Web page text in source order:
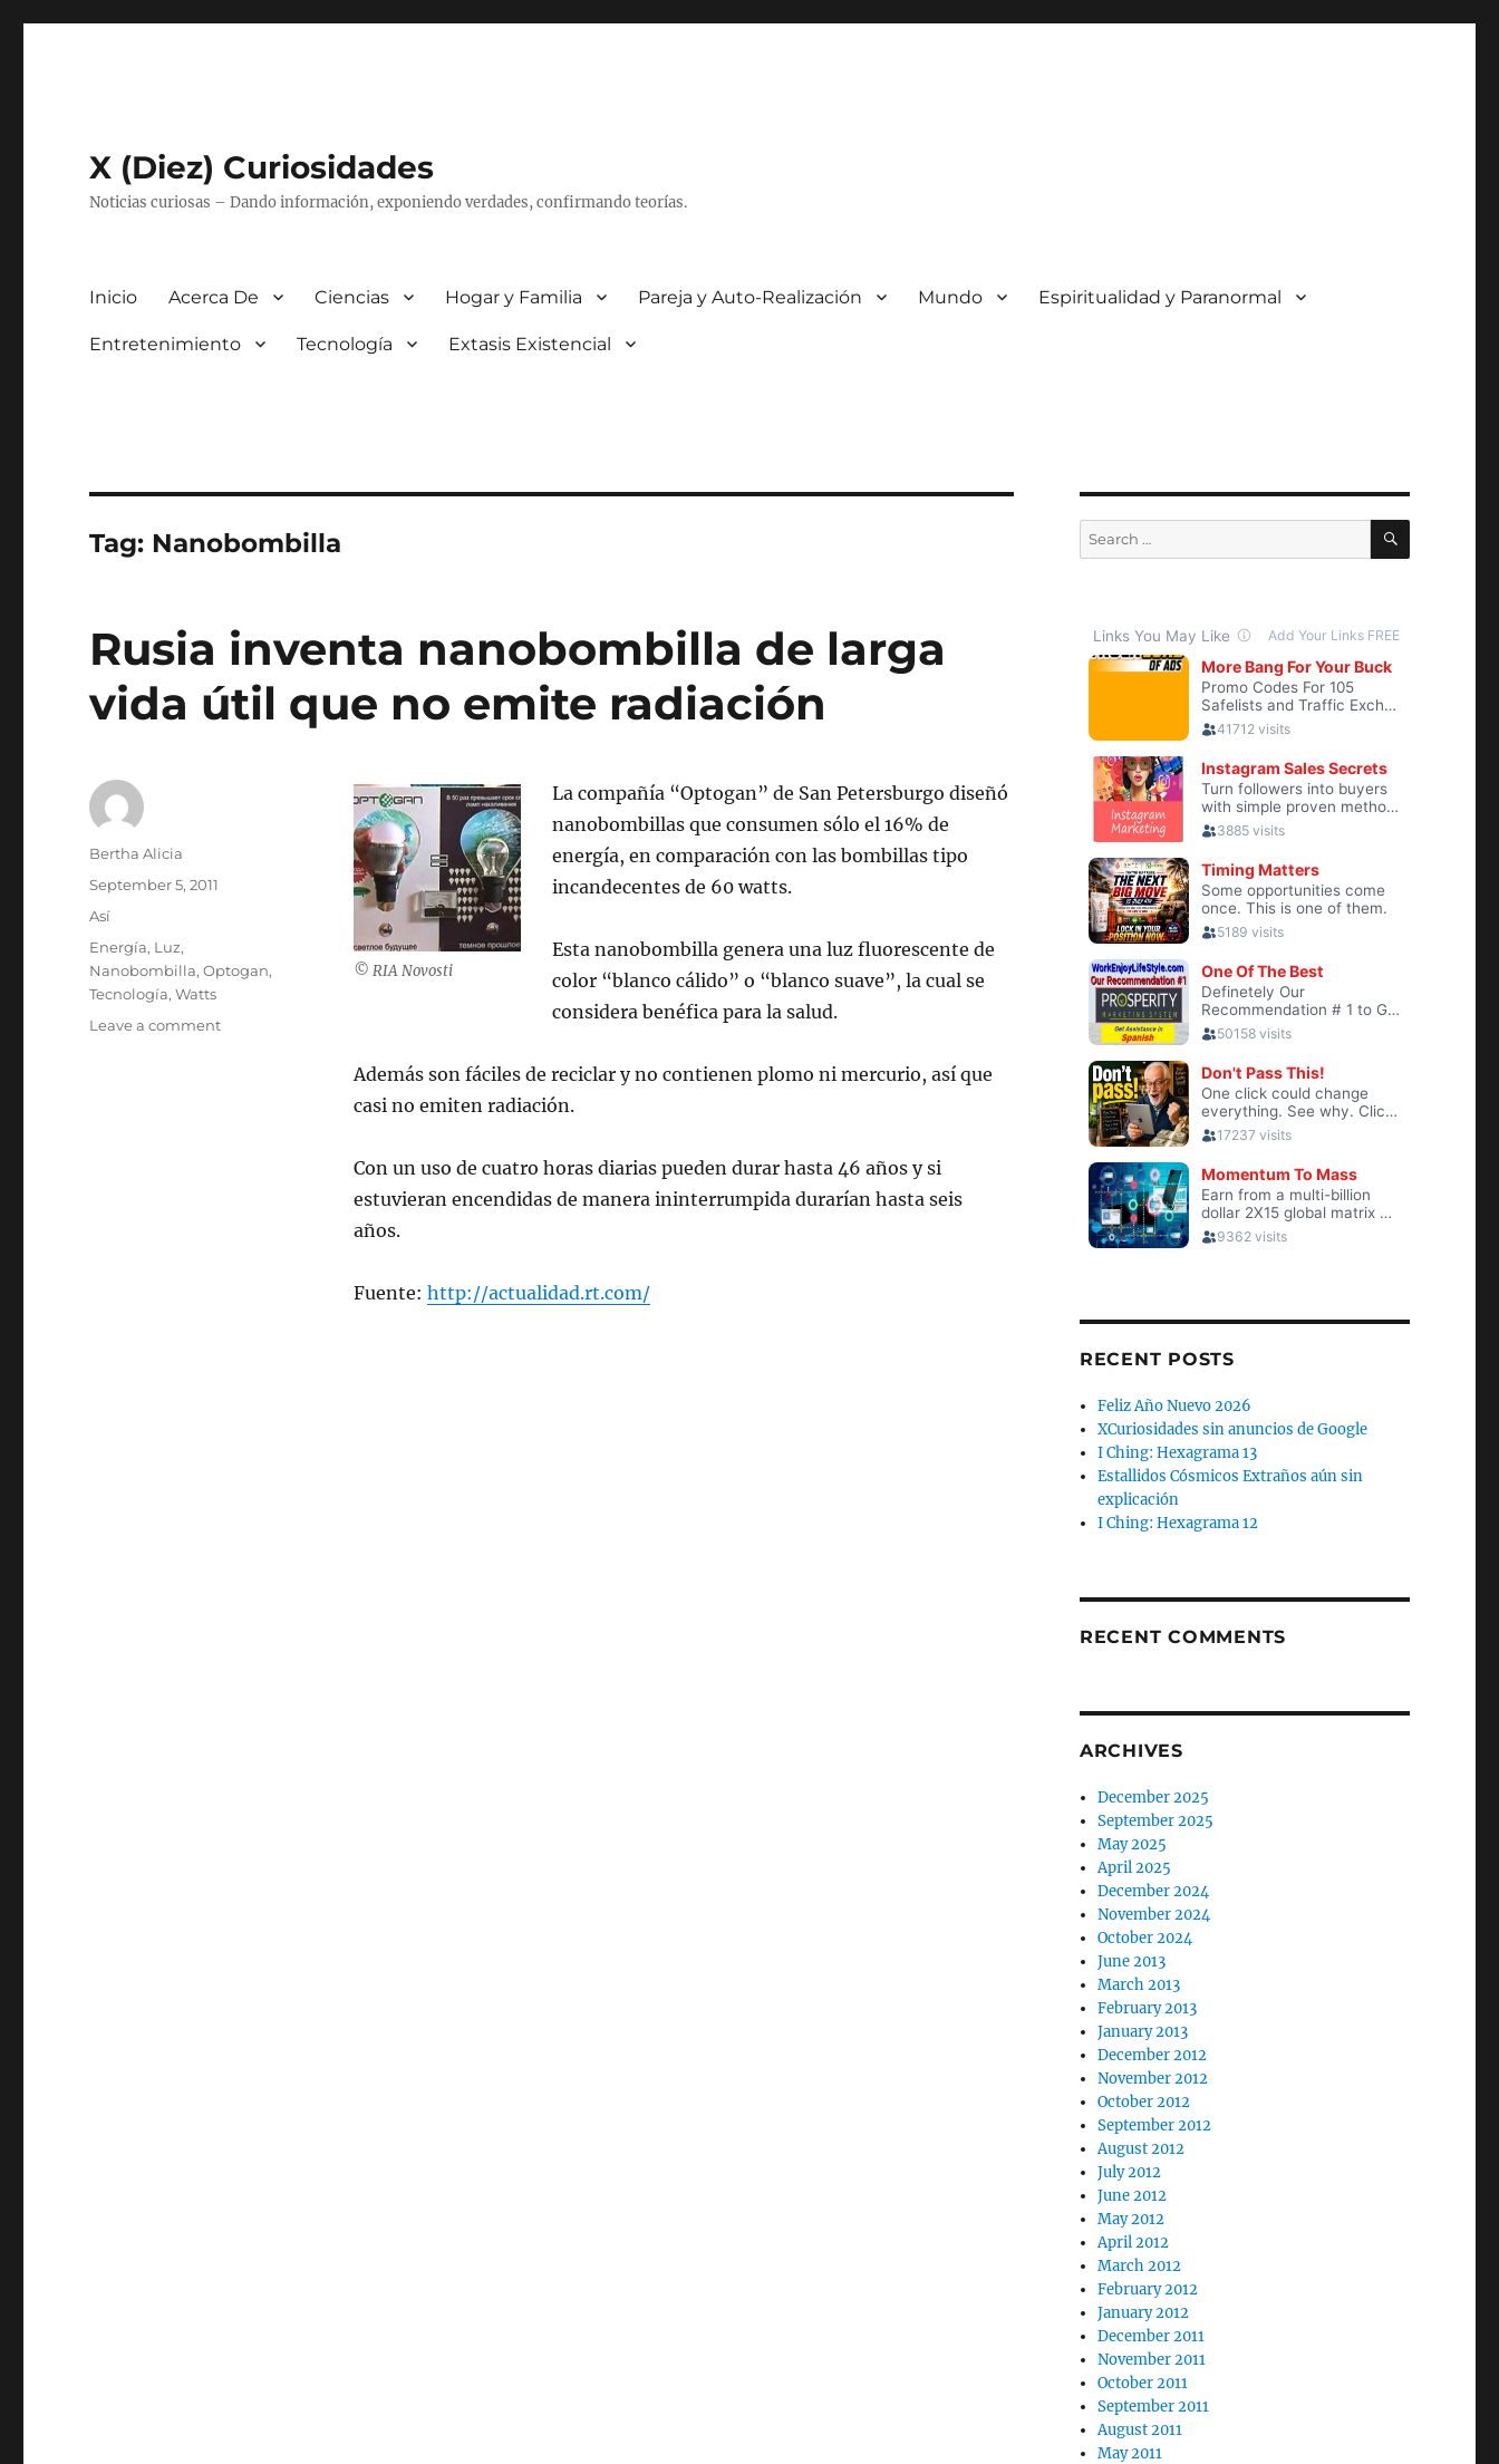
X (Diez) Curiosidades
Noticias curiosas – Dando información, exponiendo verdades, confirmando teorías.
Inicio Acerca De Ciencias Hogar y Familia Pareja y Auto-Realización Mundo Espiritualidad y Paranormal
Entretenimiento Tecnología Extasis Existencial
Tag: Nanobombilla
Rusia inventa nanobombilla de larga
vida útil que no emite radiación
© RIA Novosti
La compañía “Optogan” de San Petersburgo diseñó
nanobombillas que consumen sólo el 16% de
energía, en comparación con las bombillas tipo
incandecentes de 60 watts.
Esta nanobombilla genera una luz fluorescente de
color “blanco cálido” o “blanco suave”, la cual se
considera benéfica para la salud.
Además son fáciles de reciclar y no contienen plomo ni mercurio, así que
casi no emiten radiación.
Con un uso de cuatro horas diarias pueden durar hasta 46 años y si
estuvieran encendidas de manera ininterrumpida durarían hasta seis
años.
Fuente: http://actualidad.rt.com/
Author
Bertha Alicia
Posted
September 5, 2011
Categories
Así
Tags
Energía, Luz,
Nanobombilla,Optogan,
Tecnología,Watts
Leave a commenton
Search
for:
SEARCH
RECENT POSTS
Feliz Año Nuevo 2026
XCuriosidades sin anuncios de Google
I Ching: Hexagrama 13
Estallidos Cósmicos Extraños aún sin
explicación
I Ching: Hexagrama 12
RECENT COMMENTS
ARCHIVES
December 2025
September 2025
May 2025
April 2025
December 2024
November 2024
October 2024
June 2013
March 2013
February 2013
January 2013
December 2012
November 2012
October 2012
September 2012
August 2012
July 2012
June 2012
May 2012
April 2012
March 2012
February 2012
January 2012
December 2011
November 2011
October 2011
September 2011
August 2011
May 2011